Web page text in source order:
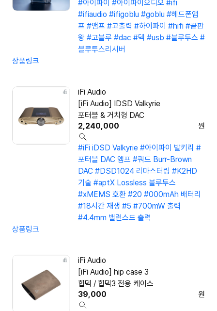
#아이파이 #아이파이오디오 #ifi
#ifiaudio #ifigoblu #goblu #헤드폰앰
프 #앰프 #고출력 #하이파이 #hifi #끝판
왕 #고블루 #dac #덱 #usb #블루투스 #
블루투스리시버
상품링크
iFi Audio
[iFi Audio] IDSD Valkyrie
포터블 & 거치형 DAC
2,240,000
원
#iFi iDSD Valkyrie #아이파이 발키리 #
포터블 DAC 앰프 #쿼드 Burr-Brown
DAC #DSD1024 리마스터링 #K2HD
기술 #aptX Lossless 블루투스
#xMEMS 호환 #20 #000mAh 배터리
#18시간 재생 #5 #700mW 출력
#4.4mm 밸런스드 출력
상품링크
iFi Audio
[iFi Audio] hip case 3
힙덱 / 힙덱3 전용 케이스
39,000
원